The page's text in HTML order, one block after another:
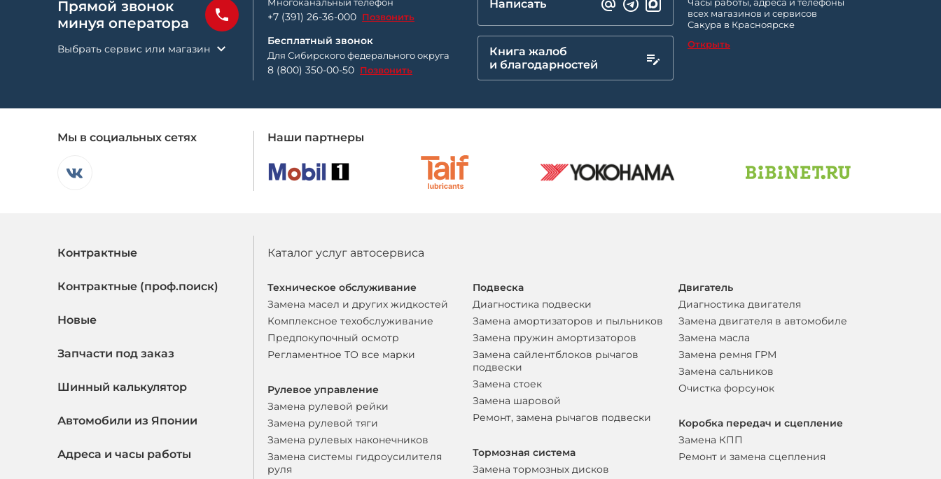
Прямой звонок
минуя оператора
Выбрать сервис или магазин
+7 (391) 26-36-000 Позвонить
Бесплатный звонок
Для Сибирского федерального округа
8 (800) 350-00-50 Позвонить
Написать
Книга жалоб
и благодарностей
всех магазинов и сервисов
Сакура в Красноярске
Открыть
Мы в социальных сетях Наши партнеры
Контрактные
Контрактные (проф.поиск)
Новые
Запчасти под заказ
Шинный калькулятор
Автомобили из Японии
Адреса и часы работы
Каталог услуг автосервиса
Техническое обслуживание
Замена масел и других жидкостей
Комплексное техобслуживание
Предпокупочный осмотр
Регламентное ТО все марки
Рулевое управление
Замена рулевой рейки
Замена рулевой тяги
Замена рулевых наконечников
Замена системы гидроусилителя
руля
Подвеска
Диагностика подвески
Замена амортизаторов и пыльников
Замена пружин амортизаторов
Замена сайлентблоков рычагов
подвески
Замена стоек
Замена шаровой
Ремонт, замена рычагов подвески
Тормозная система
Замена тормозных дисков
Двигатель
Диагностика двигателя
Замена двигателя в автомобиле
Замена масла
Замена ремня ГРМ
Замена сальников
Очистка форсунок
Коробка передач и сцепление
Замена КПП
Ремонт и замена сцепления